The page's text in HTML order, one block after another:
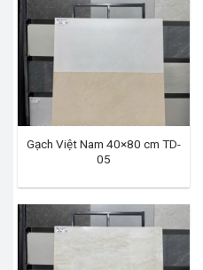
Gạch Việt Nam 40×80 cm TD-
05